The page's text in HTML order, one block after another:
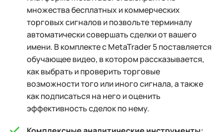
множества бесплатных и коммерческих
торговых сигналов и позвольте терминалу
автоматически совершать сделки от вашего
имени. В комплекте с MetaTrader 5 поставляется
обучающее видео, в котором рассказывается,
как выбрать и проверить торговые
возможности того или иного сигнала, а также
как подписаться на него и оценить
эффективность сделок по нему.